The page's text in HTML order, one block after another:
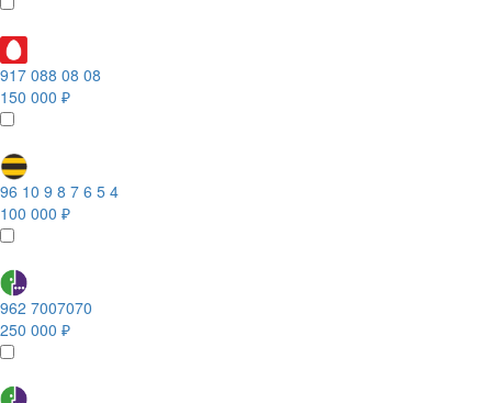
917 088 08 08
150 000 ₽
96 10 9 8 7 6 5 4
100 000 ₽
962 7007070
250 000 ₽